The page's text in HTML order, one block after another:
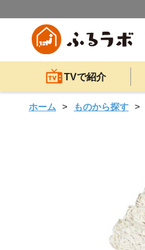
TVで紹介
ホーム ものから探す